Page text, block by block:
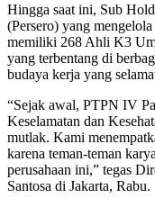
Hingga saat ini, Sub
(Persero) yang
memiliki 268 Ahli K3
yang terbentang di
budaya kerja yang
“Sejak awal, PTPN IV
Keselamatan dan
mutlak. Kami
karena teman-teman
perusahaan ini,” tegas
Santosa di Jakarta, Rabu.